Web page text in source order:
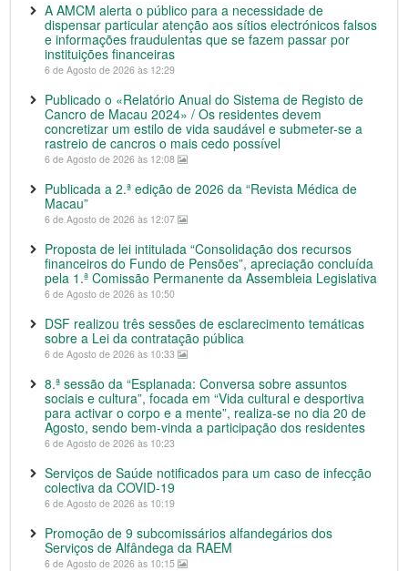
A AMCM alerta o público para a necessidade de
dispensar particular atenção aos sítios electrónicos falsos
e informações fraudulentas que se fazem passar por
instituições financeiras
6 de Agosto de 2026 às 12:29
Publicado o «Relatório Anual do Sistema de Registo de
Cancro de Macau 2024» / Os residentes devem
concretizar um estilo de vida saudável e submeter-se a
rastreio de cancros o mais cedo possível
6 de Agosto de 2026 às 12:08
Publicada a 2.ª edição de 2026 da “Revista Médica de
Macau”
6 de Agosto de 2026 às 12:07
Proposta de lei intitulada “Consolidação dos recursos
financeiros do Fundo de Pensões”, apreciação concluída
pela 1.ª Comissão Permanente da Assembleia Legislativa
6 de Agosto de 2026 às 10:50
DSF realizou três sessões de esclarecimento temáticas
sobre a Lei da contratação pública
6 de Agosto de 2026 às 10:33
8.ª sessão da “Esplanada: Conversa sobre assuntos
sociais e cultura”, focada em “Vida cultural e desportiva
para activar o corpo e a mente”, realiza-se no dia 20 de
Agosto, sendo bem-vinda a participação dos residentes
6 de Agosto de 2026 às 10:23
Serviços de Saúde notificados para um caso de infecção
colectiva da COVID-19
6 de Agosto de 2026 às 10:19
Promoção de 9 subcomissários alfandegários dos
Serviços de Alfândega da RAEM
6 de Agosto de 2026 às 10:15